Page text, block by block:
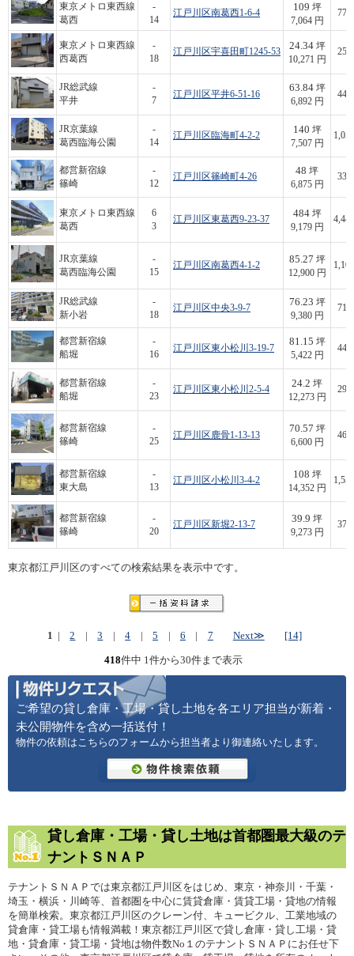
東京メトロ東西線
葛西
-
14
江戸川区南葛西1-6-4
109 坪
7,064 円
東京メトロ東西線
西葛西
-
18
江戸川区宇喜田町1245-53
24.34坪
10,271 円
JR総武線
平井
-
7
江戸川区平井6-51-16
63.84坪
6,892 円
JR京葉線
葛西臨海公園
-
14
江戸川区臨海町4-2-2
140 坪
7,507 円
都営新宿線
篠崎
-
12
江戸川区篠崎町4-26
48 坪
6,875 円
東京メトロ東西線
葛西
6
3
江戸川区東葛西9-23-37
484坪
9,179 円
JR京葉線
葛西臨海公園
-
15
江戸川区南葛西4-1-2
85.27 坪
12,900 円
JR総武線
新小岩
-
18
江戸川区中央3-9-7
76.23 坪
9,380 円
都営新宿線
船堀
-
16
江戸川区東小松川3-19-7
81.15 坪
5,422 円
都営新宿線
船堀
-
23
江戸川区東小松川2-5-4
24.2 坪
12,273 円
都営新宿線
篠崎
-
25
江戸川区鹿骨1-13-13
70.57 坪
6,600 円
都営新宿線
東大島
-
13
江戸川区小松川3-4-2
108 坪
14,352 円
都営新宿線
篠崎
-
20
江戸川区新堀2-13-7
39.9 坪
9,273 円
東京都江戸川区のすべての検索結果を表示中です。
1 | 2 | 3 | 4 | 5 | 6 | 7 Next≫ [14]
418件中 1件から30件まで表示
ご希望の貸し倉庫・工場・貸し土地を各エリア担当が新着・
未公開物件を含め一括送付！
物件の依頼はこちらのフォームから担当者より御連絡いたします。
貸し倉庫・工場・貸し土地は首都圏最大級のテ
ナントＳＮＡＰ
テナントＳＮＡＰでは東京都江戸川区をはじめ、東京・神奈川・千葉・
埼玉・横浜・川崎等、首都圏を中心に賃貸倉庫・賃貸工場・貸地の情報
を簡単検索。東京都江戸川区のクレーン付、キュービクル、工業地域の
貸倉庫・貸工場も情報満載！東京都江戸川区で貸し倉庫・貸し工場・貸
地・貸倉庫・貸工場・貸地は物件数No１のテナントＳＮＡＰにお任せ下